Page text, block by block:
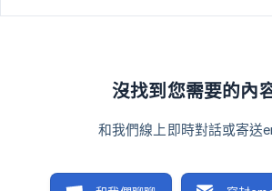
沒找到您需要的內
和我們線上即時對話或寄送